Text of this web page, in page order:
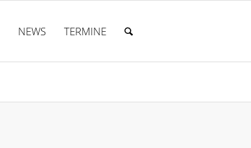
NEWS TERMINE